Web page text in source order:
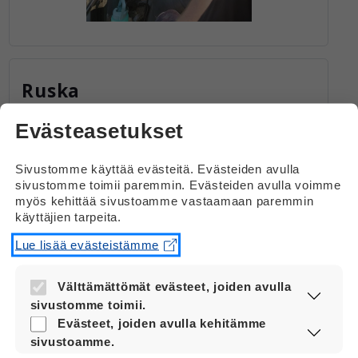
Ruska
Kuva: Elina Jääskeläinen
Evästeasetukset
Sivustomme käyttää evästeitä. Evästeiden avulla
sivustomme toimii paremmin. Evästeiden avulla voimme
myös kehittää sivustoamme vastaamaan paremmin
käyttäjien tarpeita.
Lue lisää evästeistämme
Välttämättömät evästeet, joiden avulla
sivustomme toimii.
Nämä evästeet ovat aina käytössä, jotta
sivustoamme voi käyttää sujuvasti ja
Evästeet, joiden avulla kehitämme
sivustoamme.